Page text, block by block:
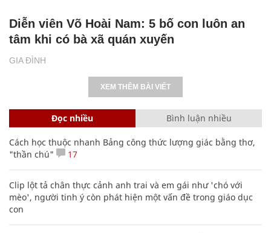
GIA ĐÌNH
Diễn viên Võ Hoài Nam: 5 bố con luôn an
tâm khi có bà xã quán xuyến
XEM THÊM BÀI VIẾT
Đọc nhiều Bình luận nhiều
Cách học thuộc nhanh Bảng công thức lượng giác bằng thơ,
"thần chú"
17
Clip lột tả chân thực cảnh anh trai và em gái như 'chó với
mèo', người tinh ý còn phát hiện một vấn đề trong giáo dục
con